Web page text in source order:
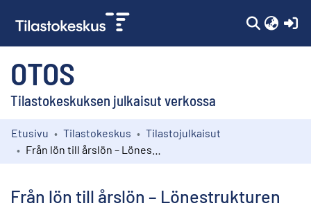
OTOS
Tilastokeskuksen julkaisut verkossa
Kokoelmat
Etusivu Tilastokeskus
Tilastojulkaisut
Från lön till årslön – Lönestrukturen